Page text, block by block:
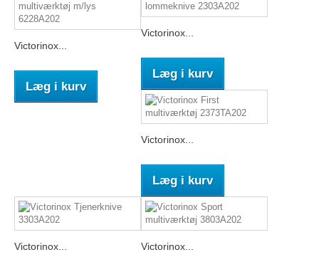
Victorinox...
Læg i kurv
Victorinox...
Læg i kurv
Victorinox...
Læg i kurv
Victorinox... Victorinox...